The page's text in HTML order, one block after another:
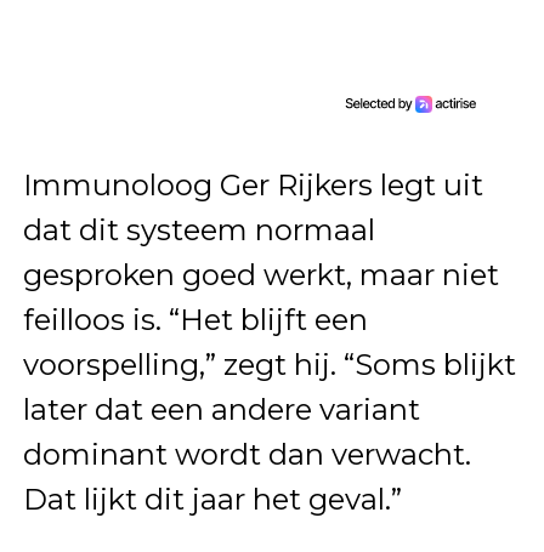
Immunoloog Ger Rijkers legt uit
dat dit systeem normaal
gesproken goed werkt, maar niet
feilloos is. “Het blijft een
voorspelling,” zegt hij. “Soms blijkt
later dat een andere variant
dominant wordt dan verwacht.
Dat lijkt dit jaar het geval.”